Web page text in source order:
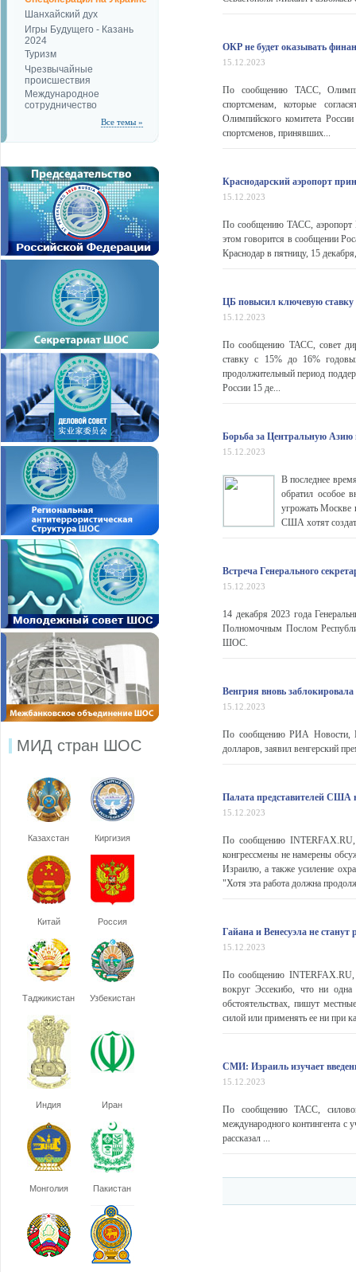
Шанхайский дух
Игры Будущего - Казань
2024
Туризм
Чрезвычайные
происшествия
Международное
сотрудничество
Все темы »
МИД стран ШОС
Казахстан Киргизия
Китай Россия
Таджикистан Узбекистан
Индия Иран
Монголия Пакистан
ОКР не будет оказывать
15.12.2023
По сообщению ТАСС,
спортсменам, которые
Олимпийского комитета
спортсменов, принявших...
Краснодарский аэропорт
15.12.2023
По сообщению ТАСС, аэропорт
этом говорится в сообщении
Краснодар в пятницу, 15
ЦБ повысил ключевую ставку
15.12.2023
По сообщению ТАСС, совет
ставку с 15% до 16%
продолжительный период
России 15 де...
Борьба за Центральную Азию
15.12.2023
В последнее
обратил особое
угрожать Москве
США хотят
Встреча Генерального
15.12.2023
14 декабря 2023 года
Полномочным Послом
ШОС.
Венгрия вновь
15.12.2023
По сообщению РИА Новости,
долларов, заявил венгерский
Палата представителей США
15.12.2023
По сообщению INTERFAX.RU,
конгрессмены не намерены
Израилю, а также усиление
"Хотя эта работа должна
Гайана и Венесуэла не
15.12.2023
По сообщению INTERFAX.RU,
вокруг Эссекибо, что ни
обстоятельствах, пишут
силой или применять ее ни при
СМИ: Израиль изучает
15.12.2023
По сообщению ТАСС, силовой
международного контингента
рассказал ...